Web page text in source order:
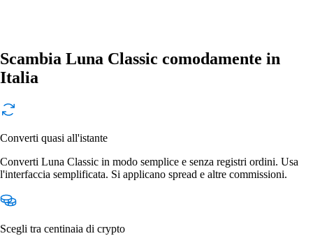
Scambia Luna Classic comodamente in
Italia
Converti quasi all'istante
Converti Luna Classic in modo semplice e senza registri ordini. Usa
l'interfaccia semplificata. Si applicano spread e altre commissioni.
Scegli tra centinaia di crypto